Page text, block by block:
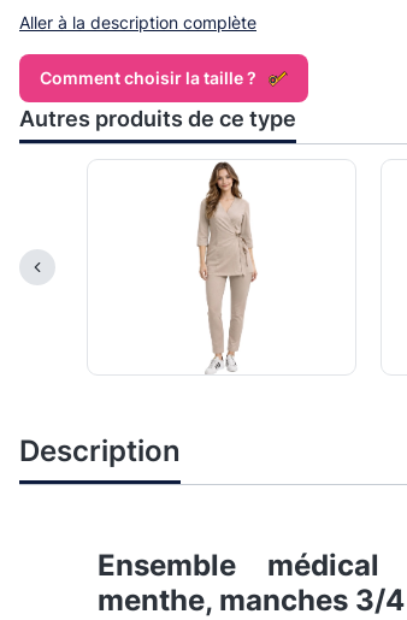
Aller à la description complète
Comment choisir la taille ?
Autres produits de ce type
Description
Ensemble
menthe, manches 3/4